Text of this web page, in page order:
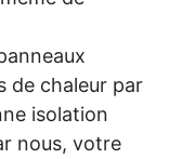
de chaleur par
isolation
nous, votre